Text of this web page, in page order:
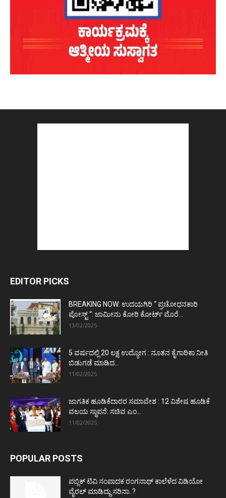
EDITOR PICKS
BREAKING NOW: ಉದಯಗಿರಿ “ ಪ್ರಚೋಧನಕಾರಿ
ಪೋಸ್ಟ್‌ “: ಜಾಮೀನು ಕೋರಿ ಕೋರ್ಟ್‌ ಮೊರೆ...
13/02/2025
5 ವರ್ಷದಲ್ಲಿ 20 ಲಕ್ಷ ಉದ್ಯೋಗ : ನೂತನ ಕೈಗಾರಿಕಾ ನೀತಿ
ಬಿಡುಗಡೆ ಮಾಡಿದ...
11/02/2025
ಜಾಗತಿಕ ಹೂಡಿಕೆದಾರರ ಸಮಾವೇಶ : 12 ವಿಶೇಷ ಹೂಡಿಕೆ
ವಲಯ ಸ್ಥಾಪನೆ: ಸಚಿವ ಎಂ...
11/02/2025
POPULAR POSTS
ಪಬ್ಲಿಕ್ ಟಿವಿ ಸಂಪಾದಕ ರಂಗನಾಥ್ ಕಾಲೆಳೆದ ವಿಡಿಯೋ
ವೈರಲ್ ಮಾಡಿದ್ದು ಸರಿನಾ..?